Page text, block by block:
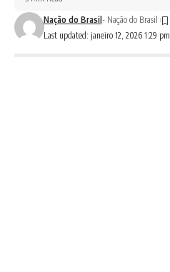
Last updated: janeiro 12, 2026 1:29 pm
Nação do Brasil- Nação do Brasil